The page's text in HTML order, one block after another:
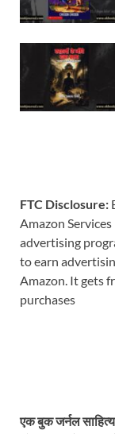
FTC Disclosure:
Amazon
advertising
to earn
Amazon. It gets
purchases
एक बुक जर्नल साहित्य